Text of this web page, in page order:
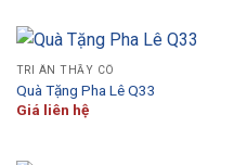
TRI ÂN THẦY CÔ
Quà Tặng Pha Lê Q33
Giá liên hệ